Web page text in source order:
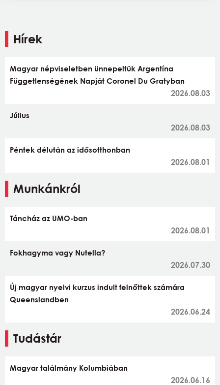
Hírek
Magyar népviseletben ünnepeltük Argentína
Függetlenségének Napját Coronel Du Gratyban
2026.08.03
Július
2026.08.03
Péntek délután az idősotthonban
2026.08.01
Munkánkról
Táncház az UMO-ban
2026.08.01
Fokhagyma vagy Nutella?
2026.07.30
Új magyar nyelvi kurzus indult felnőttek számára
Queenslandben
2026.06.24
Tudástár
Magyar találmány Kolumbiában
2026.06.16